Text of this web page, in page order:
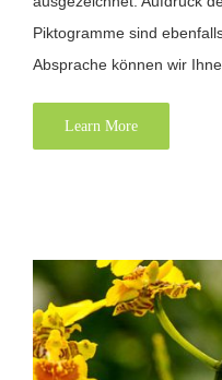
Piktogramme sind
Absprache können wir
Learn More